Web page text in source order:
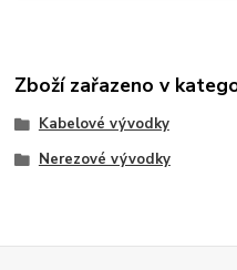
Zboží zařazeno v
Kabelové vývodky
Nerezové vývodky